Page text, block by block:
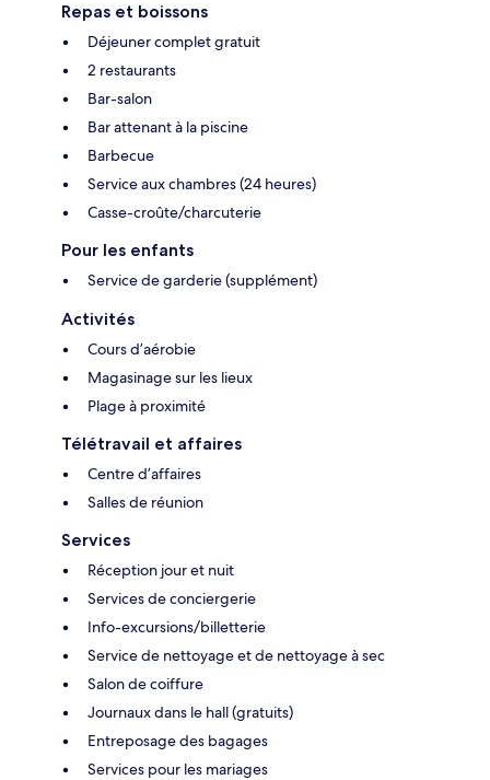
Repas et boissons
Déjeuner complet gratuit
2 restaurants
Bar-salon
Bar attenant à la piscine
Barbecue
Service aux chambres (24 heures)
Casse-croûte/charcuterie
Pour les enfants
Service de garderie (supplément)
Activités
Cours d’aérobie
Magasinage sur les lieux
Plage à proximité
Télétravail et affaires
Centre d’affaires
Salles de réunion
Services
Réception jour et nuit
Services de conciergerie
Info-excursions/billetterie
Service de nettoyage et de nettoyage à sec
Salon de coiffure
Journaux dans le hall (gratuits)
Entreposage des bagages
Services pour les mariages